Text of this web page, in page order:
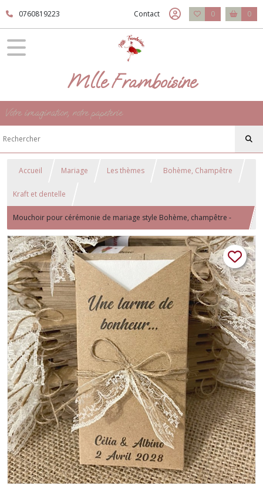
0760819223 Contact 0 0
Mlle Framboisine
Votre imagination, notre papeterie
Accueil Mariage Les thèmes Bohème, Champêtre
Kraft et dentelle
Mouchoir pour cérémonie de mariage style Bohème, champêtre -
Une larme de Bonheur - Modèle Kraft et dentelle